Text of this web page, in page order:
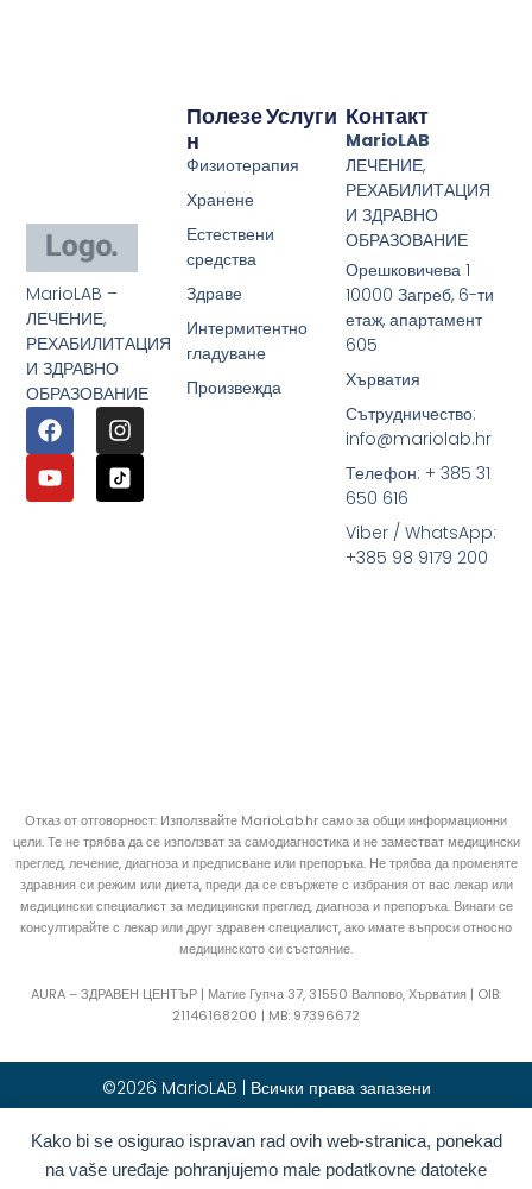
Kako bi se osigurao ispravan rad ovih web-stranica, ponekad
na vaše uređaje pohranjujemo male podatkovne datoteke
MarioLAB –
ЛЕЧЕНИЕ,
РЕХАБИЛИТАЦИЯ
И ЗДРАВНО
ОБРАЗОВАНИЕ
Услуги
Полезе
Н
Физиотерапия
Хранене
Естествени
средства
Здраве
Интермитентно
гладуване
Произвежда
Контакт
MarioLAB
ЛЕЧЕНИЕ,
РЕХАБИЛИТАЦИЯ
И ЗДРАВНО
ОБРАЗОВАНИЕ
Орешковичева 1
10000 Загреб, 6-ти
етаж, апартамент
605
Хърватия
Сътрудничество:
info@mariolab.hr
Телефон: + 385 31
650 616
Viber / WhatsApp:
+385 98 9179 200
Отказ от отговорност: Използвайте MarioLab.hr само за общи информационни
цели. Те не трябва да се използват за самодиагностика и не заместват медицински
преглед, лечение, диагноза и предписване или препоръка. Не трябва да променяте
здравния си режим или диета, преди да се свържете с избрания от вас лекар или
медицински специалист за медицински преглед, диагноза и препоръка. Винаги се
консултирайте с лекар или друг здравен специалист, ако имате въпроси относно
медицинското си състояние.
AURA – ЗДРАВЕН ЦЕНТЪР | Матие Гупча 37, 31550 Валпово, Хърватия | OIB:
21146168200 | MB: 97396672
©2026 MarioLAB | Всички права запазени
Hrvatski(Хърватски) English(Английски)
Deutsch(Немски) Polski(Полски)